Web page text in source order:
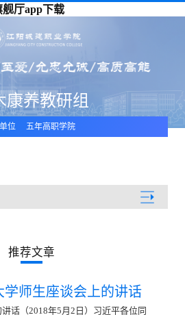
厅app下载
康养教研组
位 五年高职学院
推荐文章
学师生座谈会上的讲话
话（2018年5月2日）习近平各位同